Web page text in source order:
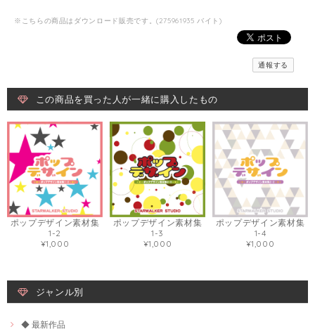
※こちらの商品はダウンロード販売です。(275961935 バイト)
通報する
この商品を買った人が一緒に購入したもの
ポップデザイン素材集
1-2
¥1,000
ポップデザイン素材集
1-3
¥1,000
ポップデザイン素材集
1-4
¥1,000
ジャンル別
◆ 最新作品